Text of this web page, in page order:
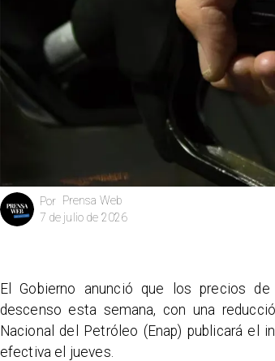
Prensa Web
Por
7 de julio de 2026
El Gobierno anunció que los precios
descenso esta semana, con una
Nacional del Petróleo (Enap) publicará el
efectiva el jueves.